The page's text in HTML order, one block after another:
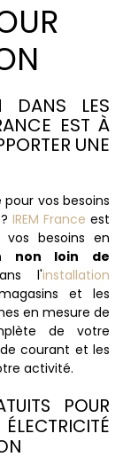
DANS LES
EST À
UNE
vos besoins
?IREM France est
besoins en
non loin de
l'installation
et les
en mesure de
de votre
courant et les
activité.
POUR